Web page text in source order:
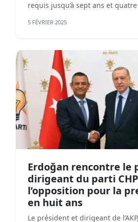
requis jusqu’à sept ans et
5 FÉVRIER 2025
Erdoğan rencontre le
dirigeant du parti
l’opposition pour la
en huit ans
Le président et dirigeant de